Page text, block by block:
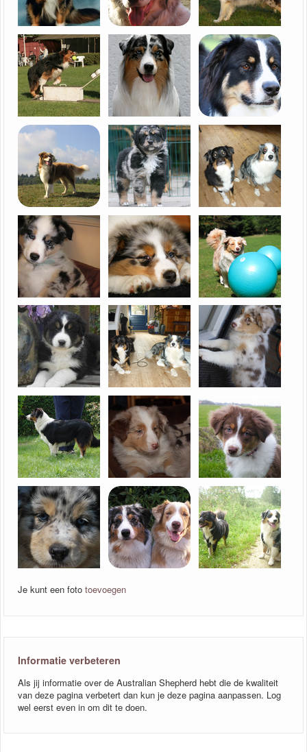
Je kunt een foto toevoegen
Informatie verbeteren
Als jij informatie over de Australian Shepherd hebt die de kwaliteit
van deze pagina verbetert dan kun je deze pagina aanpassen. Log
wel eerst even in om dit te doen.